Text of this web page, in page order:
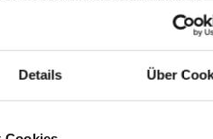
Details Über
endlich nach Europa zurück. Ein
Dream Tourmit demRoyal
Stuttgart in die Liederhalle
präsentiert der japanische
Oscar-prämierten Studio-
(Der Junge und der Reiher)
komponierten Konzerts für